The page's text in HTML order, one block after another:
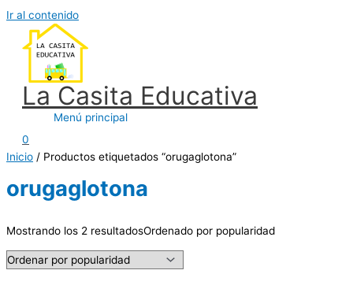
Ir al contenido
La Casita Educativa
Menú principal
0
Inicio / Productos etiquetados “orugaglotona”
orugaglotona
Mostrando los 2 resultadosOrdenado por popularidad